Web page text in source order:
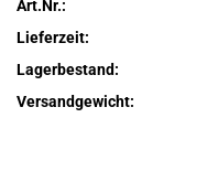
Art.Nr.:
Lieferzeit:
Lagerbestand:
Versandgewicht: